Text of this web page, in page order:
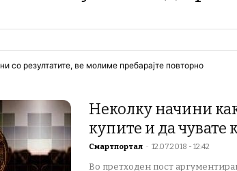
со резултатите, ве молиме пребарајте повторно
Неколку начини
купите и да чувате
Смартпортал - 12.07.2018 - 12:42
Во претходен пост